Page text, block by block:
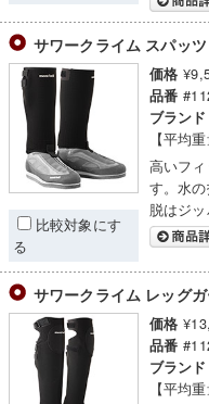
サワークライム スパッツ
比較対象にす
る
価格
品番
ブランド
【平均
高いフ
す。水
脱はジ
サワークライム レッグ
価格
品番
ブランド
【平均